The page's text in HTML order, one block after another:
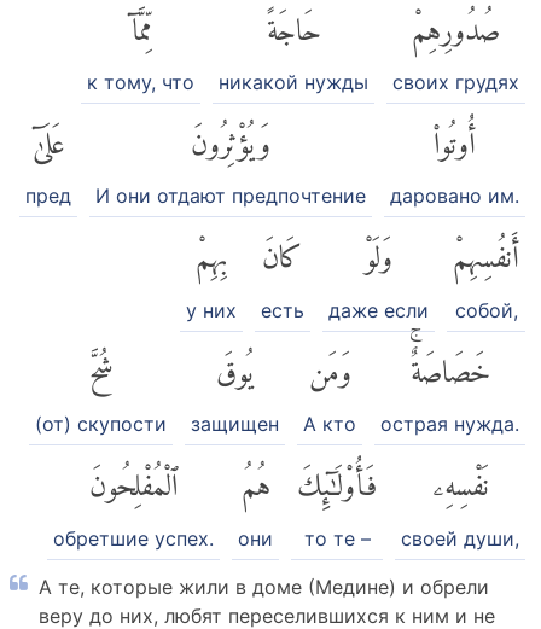
صُدُورِهِمْ
своих грудях
حَاجَةً
никакой нужды
مِّمَّآ
к тому, что
أُوتُوا۟
даровано им.
وَيُؤْثِرُونَ
И они отдают предпочтение
عَلَىٰٓ
пред
أَنفُسِهِمْ
собой,
وَلَوْ
даже если
كَانَ
есть
بِهِمْ
у них
خَصَاصَةٌۚ
острая нужда.
وَمَن
А кто
يُوقَ
защищен
شُحَّ
(от) скупости
نَفْسِهِۦ
своей души,
فَأُو۟لَٰٓئِكَ
то те –
هُمُ
они
ٱلْمُفْلِحُونَ
обретшие успех.
А те, которые жили в доме (Медине) и обрели
веру до них, любят переселившихся к ним и не